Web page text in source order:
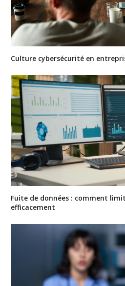
Culture cybersécurité en
Fuite de données : comment
efficacement